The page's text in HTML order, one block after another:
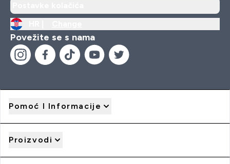
Povežite se s nama
Pomoć I Informacije
Proizvodi